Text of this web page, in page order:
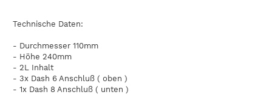
Technische Daten:
- Durchmesser 110mm
- Höhe 240mm
- 2L Inhalt
- 3x Dash 6 Anschluß ( oben )
- 1x Dash 8 Anschluß ( unten )